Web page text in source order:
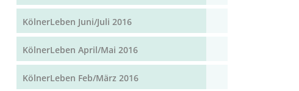
KölnerLeben Juni/Juli 2016
KölnerLeben April/Mai 2016
KölnerLeben Feb/März 2016